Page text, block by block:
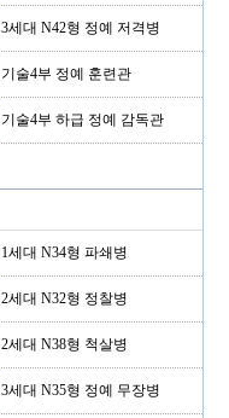
3세대 N42형 정예 저격병
기술4부 정예 훈련관
기술4부 하급 정예 감독관
1세대 N34형 파쇄병
2세대 N32형 정찰병
2세대 N38형 척살병
3세대 N35형 정예 무장병